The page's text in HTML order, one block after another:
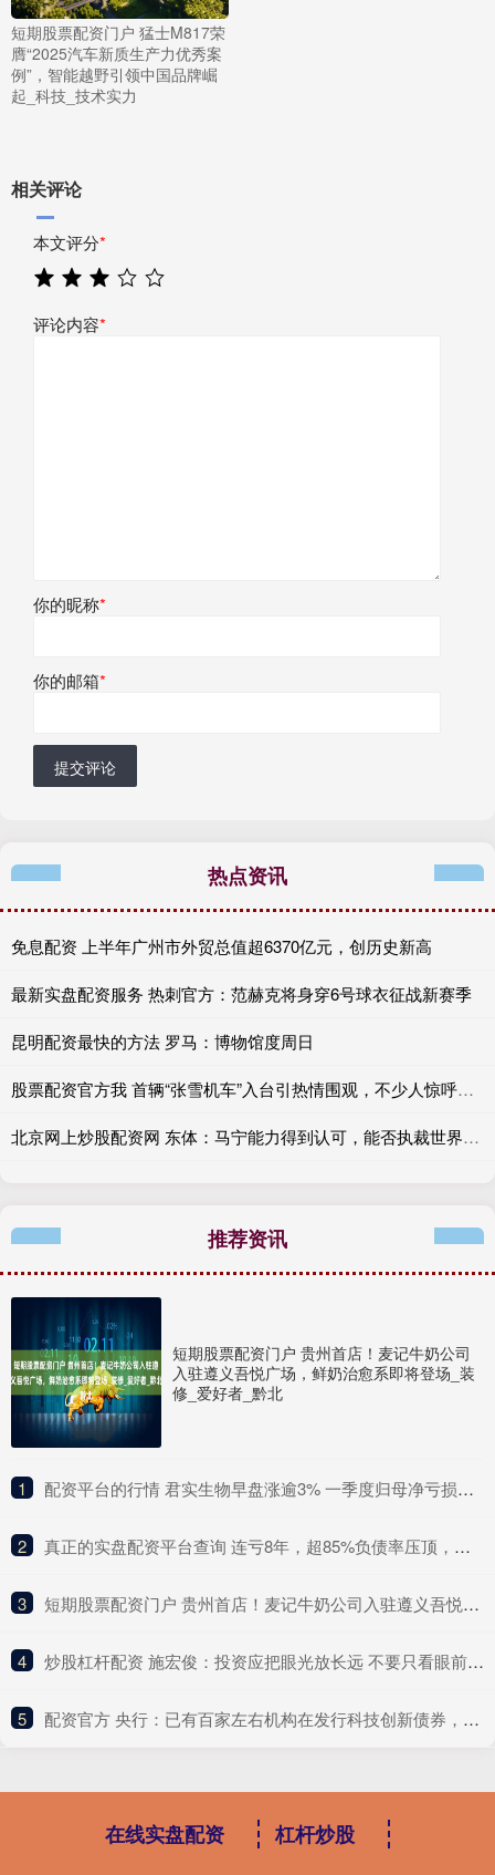
短期股票配资门户 猛士M817荣
膺“2025汽车新质生产力优秀案
例”，智能越野引领中国品牌崛
起_科技_技术实力
相关评论
本文评分*
评论内容*
你的昵称*
你的邮箱*
提交评论
热点资讯
免息配资 上半年广州市外贸总值超6370亿元，创历史新高
最新实盘配资服务 热刺官方：范赫克将身穿6号球衣征战新赛季
昆明配资最快的方法 罗马：博物馆度周日
股票配资官方我 首辆“张雪机车”入台引热情围观，不少人惊呼：“太帅了”
北京网上炒股配资网 东体：马宁能力得到认可，能否执裁世界杯要看具体安排和任用了
推荐资讯
短期股票配资门户 贵州首店！麦记牛奶公司
入驻遵义吾悦广场，鲜奶治愈系即将登场_装
修_爱好者_黔北
1 ​配资平台的行情 君实生物早盘涨逾3% 一季度归母净亏损同比收窄17%
2 ​真正的实盘配资平台查询 连亏8年，超85%负债率压顶，光伏跨界生这次如何自救?
3 ​短期股票配资门户 贵州首店！麦记牛奶公司入驻遵义吾悦广场，鲜奶治愈系即将登场_装修_爱好者_黔北
4 ​炒股杠杆配资 施宏俊：投资应把眼光放长远 不要只看眼前的波折
5 ​配资官方 央行：已有百家左右机构在发行科技创新债券，超2500亿元
在线实盘配资 杠杆炒股